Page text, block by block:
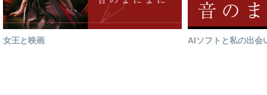
女王と映画 AIソフトと私の出会